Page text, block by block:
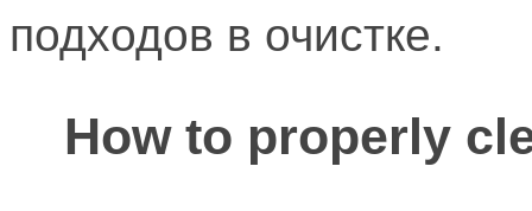
подходов в очистке.
How to properly